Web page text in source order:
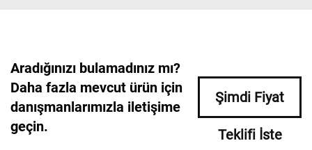
Aradığınızı bulamadınız mı?
Daha fazla mevcut ürün için
danışmanlarımızla iletişime
geçin.
Şimdi Fiyat
Teklifi İste